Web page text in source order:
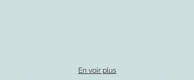
En voir plus